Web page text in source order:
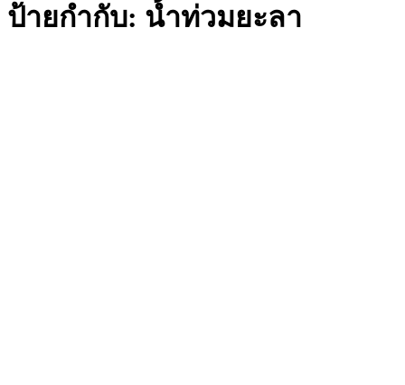
ป้ายกำกับ: น้ำท่วมยะลา